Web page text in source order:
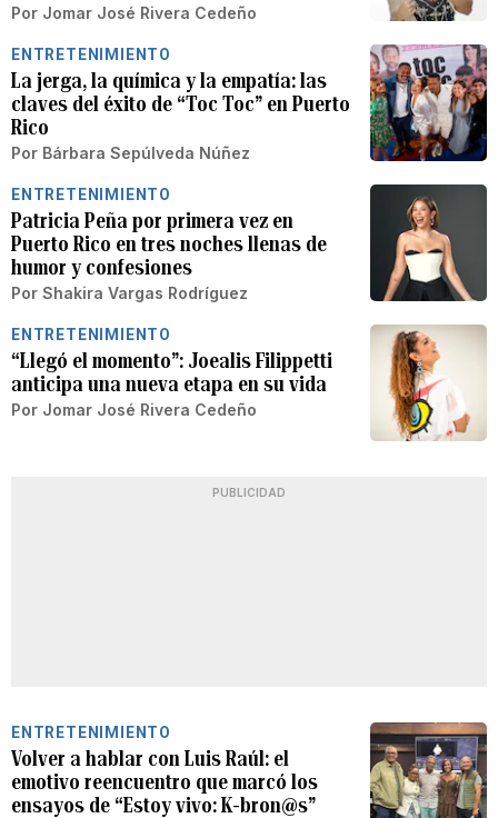
Por Jomar José Rivera Cedeño
ENTRETENIMIENTO
La jerga, la química y la empatía: las
claves del éxito de “Toc Toc” en Puerto
Rico
Por Bárbara Sepúlveda Núñez
ENTRETENIMIENTO
Patricia Peña por primera vez en
Puerto Rico en tres noches llenas de
humor y confesiones
Por Shakira Vargas Rodríguez
ENTRETENIMIENTO
“Llegó el momento”: Joealis Filippetti
anticipa una nueva etapa en su vida
Por Jomar José Rivera Cedeño
PUBLICIDAD
ENTRETENIMIENTO
Volver a hablar con Luis Raúl: el
emotivo reencuentro que marcó los
ensayos de “Estoy vivo: K-bron@s”